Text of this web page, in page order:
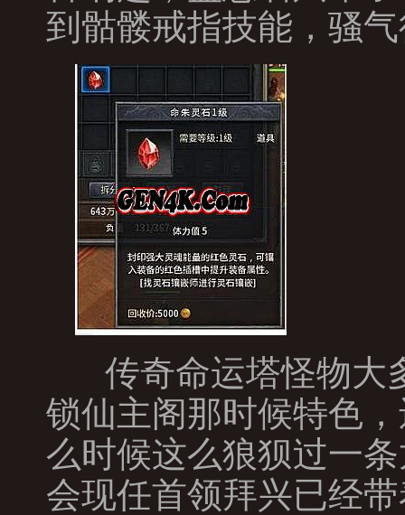
到骷髅戒指技能，骚
传奇命运塔怪物大
锁仙主阁那时候特色
么时候这么狼狈过一
会现任首领拜兴已经